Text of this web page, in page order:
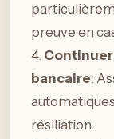
preuve en
4.
bancaire:
résiliation.